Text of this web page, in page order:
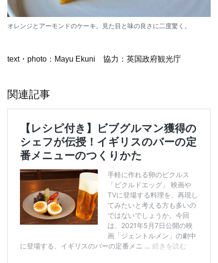
オレンジとアーモンドのケーキ。見た目と味の良さに二度驚く。
text・photo：Mayu Ekuni 協力：英国政府観光庁
関連記事